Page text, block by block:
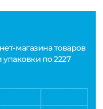
магазина товаров
упаковки по 2227